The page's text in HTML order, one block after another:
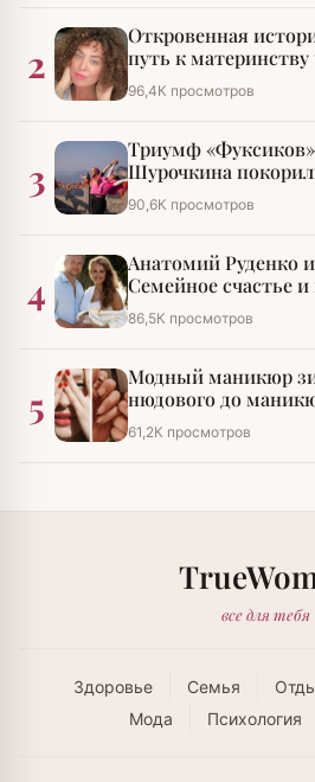
2
Откровенная
путь к
96,4К просмотров
3
Триумф
Шурочкина
императора»
90,6К просмотров
4
Анатомий Руденко
Семейное счастье
86,5К просмотров
5
Модный маникюр
нюдового до
стразами
61,2К просмотров
все для тебя
Здоровье Семья
Мода
Психология